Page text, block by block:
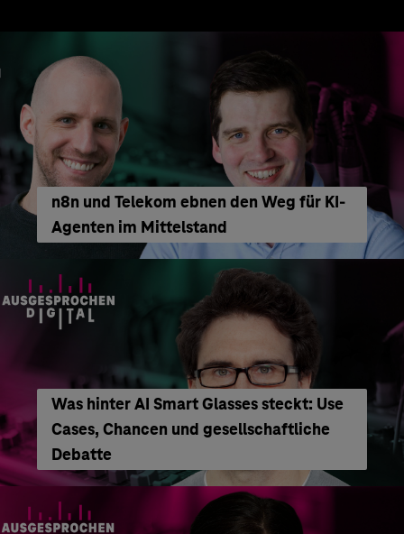
n8n und Telekom ebnen den Weg für KI-
Agenten im Mittelstand
Was hinter AI Smart Glasses steckt: Use
Cases, Chancen und gesellschaftliche
Debatte